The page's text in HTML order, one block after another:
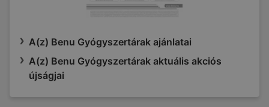
A(z) Benu Gyógyszertárak ajánlatai
A(z) Benu Gyógyszertárak aktuális akciós
újságjai